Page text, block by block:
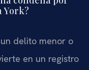
York?
delito menor o
en un registro